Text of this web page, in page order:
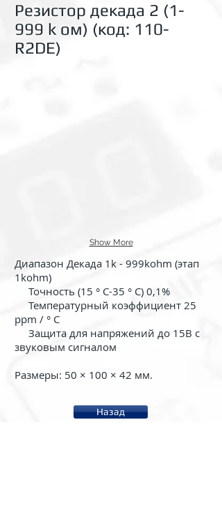
Резистор декада 2 (1-
999 k ом) (код: 110-
R2DE)
Show More
Диапазон Декада 1k - 999kohm (этап
1kohm)
Точность (15 ° С-35 ° С) 0,1%
Температурный коэффициент 25
ppm / ° C
Защита для напряжений до 15В с
звуковым сигналом
Размеры: 50 × 100 × 42 мм.
Назад